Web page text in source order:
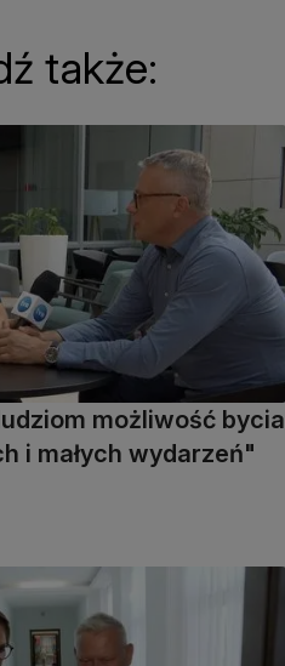
także:
możliwość bycia
i małych wydarzeń"